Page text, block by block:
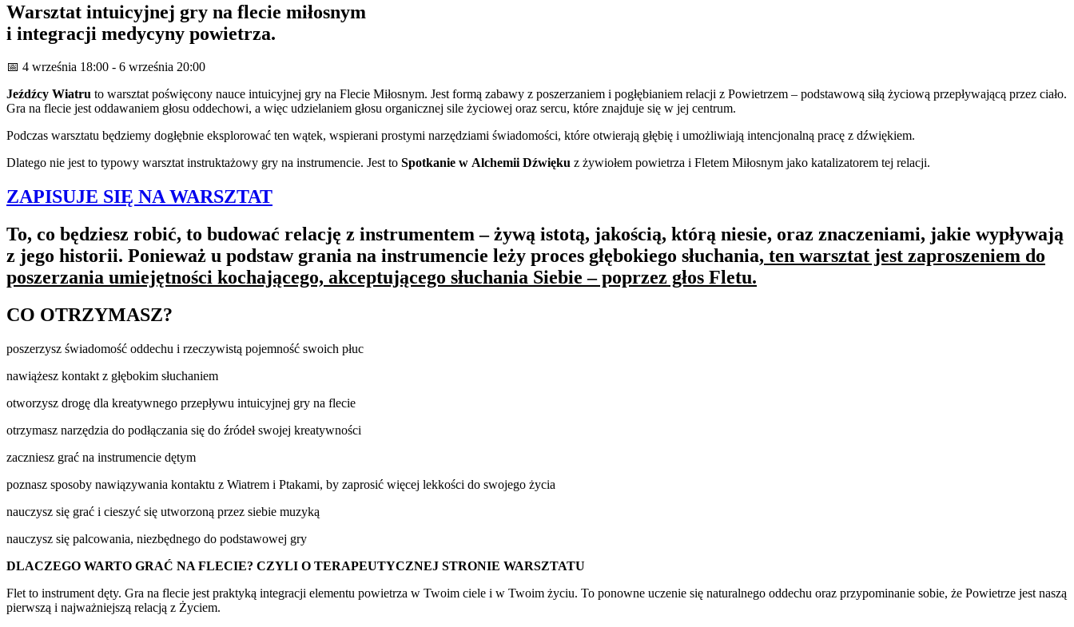
Warsztat intuicyjnej gry na flecie miłosnym
i integracji medycyny powietrza.
📅 4 września 18:00 - 6 września 20:00
Jeźdźcy Wiatru to warsztat poświęcony nauce intuicyjnej gry na Flecie Miłosnym. Jest formą zabawy z poszerzaniem i pogłębianiem relacji z Powietrzem – podstawową siłą życiową przepływającą przez ciało.
Gra na flecie jest oddawaniem głosu oddechowi, a więc udzielaniem głosu organicznej sile życiowej oraz sercu, które znajduje się w jej centrum.
Podczas warsztatu będziemy dogłębnie eksplorować ten wątek, wspierani prostymi narzędziami świadomości, które otwierają głębię i umożliwiają intencjonalną pracę z dźwiękiem.
Dlatego nie jest to typowy warsztat instruktażowy gry na instrumencie. Jest to Spotkanie w Alchemii Dźwięku z żywiołem powietrza i Fletem Miłosnym jako katalizatorem tej relacji.
ZAPISUJE SIĘ NA WARSZTAT
To, co będziesz robić, to budować relację z instrumentem – żywą istotą, jakością, którą niesie, oraz znaczeniami, jakie wypływają
z jego historii. Ponieważ u podstaw grania na instrumencie leży proces głębokiego słuchania, ten warsztat jest zaproszeniem do
poszerzania umiejętności kochającego, akceptującego słuchania Siebie – poprzez głos Fletu.
CO OTRZYMASZ?
poszerzysz świadomość oddechu i rzeczywistą pojemność swoich płuc
nawiążesz kontakt z głębokim słuchaniem
otworzysz drogę dla kreatywnego przepływu intuicyjnej gry na flecie
otrzymasz narzędzia do podłączania się do źródeł swojej kreatywności
zaczniesz grać na instrumencie dętym
poznasz sposoby nawiązywania kontaktu z Wiatrem i Ptakami, by zaprosić więcej lekkości do swojego życia
nauczysz się grać i cieszyć się utworzoną przez siebie muzyką
nauczysz się palcowania, niezbędnego do podstawowej gry
DLACZEGO WARTO GRAĆ NA FLECIE? CZYLI O TERAPEUTYCZNEJ STRONIE WARSZTATU
Flet to instrument dęty. Gra na flecie jest praktyką integracji elementu powietrza w Twoim ciele i w Twoim życiu. To ponowne uczenie się naturalnego oddechu oraz przypominanie sobie, że Powietrze jest naszą
pierwszą i najważniejszą relacją z Życiem.